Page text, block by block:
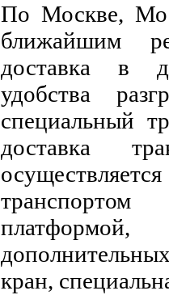
По Москве,
ближайшим
доставка в
удобства
специальный
доставка
кран,